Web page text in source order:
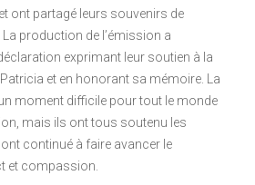
ont partagé leurs souvenirs de
production de l’émission a
exprimant leur soutien à la
et en honorant sa mémoire. La
moment difficile pour tout le monde
mais ils ont tous soutenu les
continué à faire avancer le
et compassion.